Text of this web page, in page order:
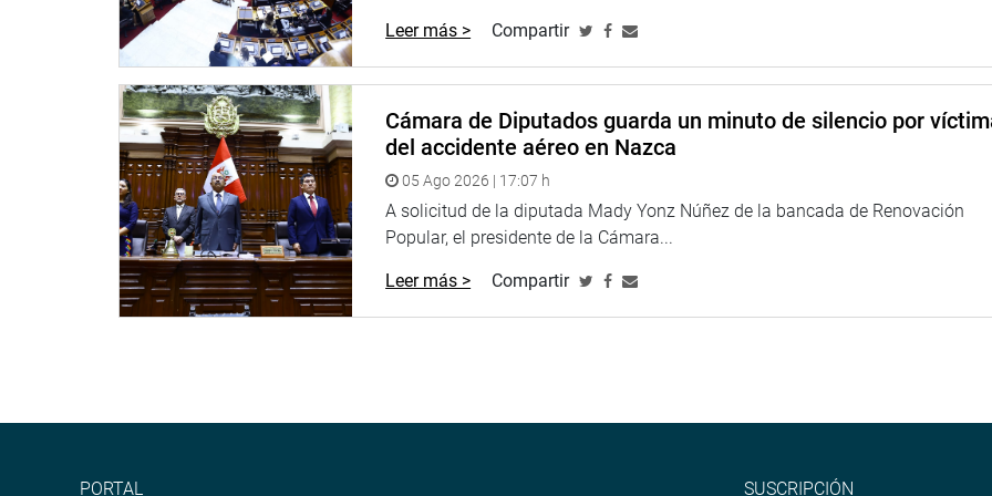
emprendedoras que han salido adelante, sobre todo las emprendedoras del mercado San Camilo de Arequipa.
OFICINA DE COMUNICACIONES E IMAGEN INSTITUCIONAL
Leer más > Compartir
Cámara de Diputados guarda un minuto de silencio por
del accidente aéreo en Nazca
05 Ago 2026 | 17:07 h
A solicitud de la diputada Mady Yonz Núñez de la bancada de Renovación
Popular, el presidente de la Cámara...
Leer más > Compartir
PORTAL SUSCRIPCIÓN